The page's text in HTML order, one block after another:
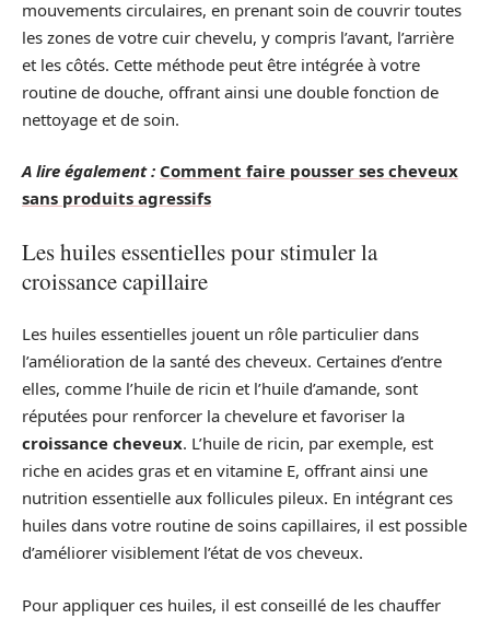
mouvements circulaires, en prenant soin de couvrir toutes
les zones de votre cuir chevelu, y compris l’avant, l’arrière
et les côtés. Cette méthode peut être intégrée à votre
routine de douche, offrant ainsi une double fonction de
nettoyage et de soin.
A lire également : Comment faire pousser ses cheveux
sans produits agressifs
Les huiles essentielles pour stimuler la
croissance capillaire
Les huiles essentielles jouent un rôle particulier dans
l’amélioration de la santé des cheveux. Certaines d’entre
elles, comme l’huile de ricin et l’huile d’amande, sont
réputées pour renforcer la chevelure et favoriser la
croissance cheveux. L’huile de ricin, par exemple, est
riche en acides gras et en vitamine E, offrant ainsi une
nutrition essentielle aux follicules pileux. En intégrant ces
huiles dans votre routine de soins capillaires, il est possible
d’améliorer visiblement l’état de vos cheveux.
Pour appliquer ces huiles, il est conseillé de les chauffer